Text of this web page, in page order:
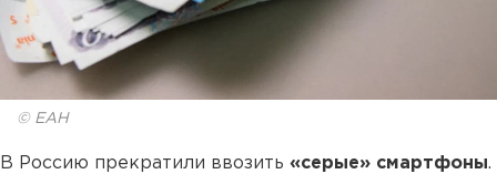
© ЕАН
В Россию прекратили ввозить «серые» смартфоны.